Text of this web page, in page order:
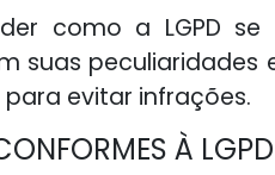
como a LGPD
suas
evitar infrações.
À LGPD